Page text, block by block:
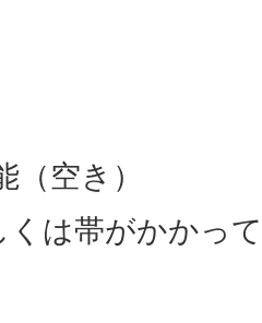
空き）
くは帯がかかっ